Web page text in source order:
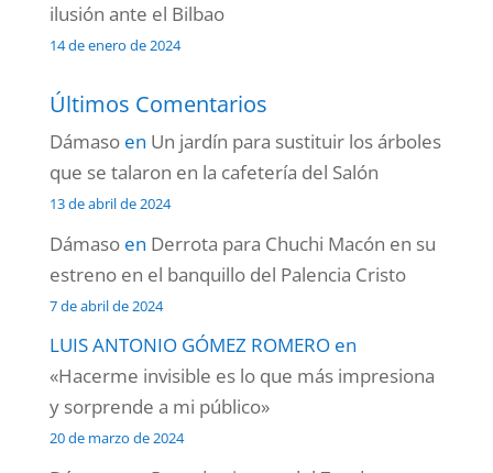
ilusión ante el Bilbao
14 de enero de 2024
Últimos Comentarios
Dámasoen Un jardín para sustituir los árboles
que se talaron en la cafetería del Salón
13 de abril de 2024
Dámasoen Derrota para Chuchi Macón en su
estreno en el banquillo del Palencia Cristo
7 de abril de 2024
LUIS ANTONIO GÓMEZ ROMEROen
«Hacerme invisible es lo que más impresiona
y sorprende a mi público»
20 de marzo de 2024